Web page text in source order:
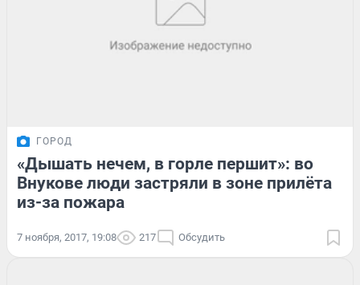
ГОРОД
«Дышать нечем, в горле першит»: во
Внукове люди застряли в зоне прилёта
из-за пожара
7 ноября, 2017, 19:08 217 Обсудить